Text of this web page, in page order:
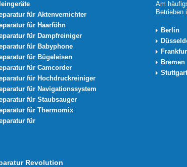
für Aktenvernichter
für Haarföhn
für Dampfreiniger
für Babyphone
für Bügeleisen
für Camcorder
für Hochdruckreiniger
für Navigationssystem
für Staubsauger
für Thermomix
für
Am
Betrieben
Berlin
Bremen
Stuttgart
Revolution